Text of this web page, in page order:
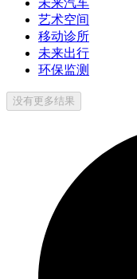
艺术空间
移动诊所
未来出行
环保监测
没有更多结果